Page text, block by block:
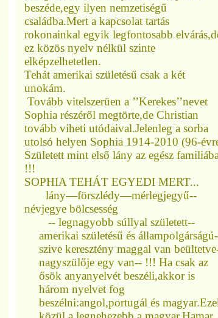
beszéde,egy ilyen nemzetiségű
családba.Mert a kapcsolat tartás
rokonainkal egyik legfontosabb
ez közös nyelv nélkül szinte
elképzelhetetlen.
Tehát amerikai születésű csak a két
unokám.
Tovább vitelszerüen a ’’Kerekes’’nevet
Sophia részéről megtörte,de Christian
tovább viheti utódaival.Jelenleg a sorba
utolsó helyen Sophia 1914-2010 (96-
Született mint első lány az egész
!!!
SOPHIA TEHÁT EGYEDI MERT...
lány—förszlédy—mérlegjegyű--
névjegye bölcsesség
-- legnagyobb súllyal született--
amerikai születésű és
szive keresztény maggal van
nagyszülője egy van-- !!! Ha csak az
ősök anyanyelvét beszéli,akkor is
három nyelvet fog
beszélni:angol,portugál és